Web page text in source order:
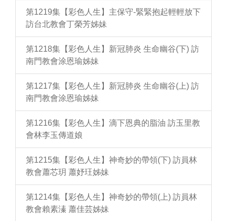
第1219集【彩色人生】主保守-緊緊抱起輕輕放下
訪台北教會丁榮芳姊妹
第1218集【彩色人生】新冠肺炎 生命幽谷(下) 訪
南門教會涂恩瑜姊妹
第1217集【彩色人生】新冠肺炎 生命幽谷(上) 訪
南門教會涂恩瑜姊妹
第1216集【彩色人生】滴下恩典的脂油 訪玉里教
會林李玉傳道娘
第1215集【彩色人生】神奇妙的帶領(下) 訪員林
教會蕭芯玥 蕭妤玨姊妹
第1214集【彩色人生】神奇妙的帶領(上) 訪員林
教會賴素溱 蕭佳芸姊妹